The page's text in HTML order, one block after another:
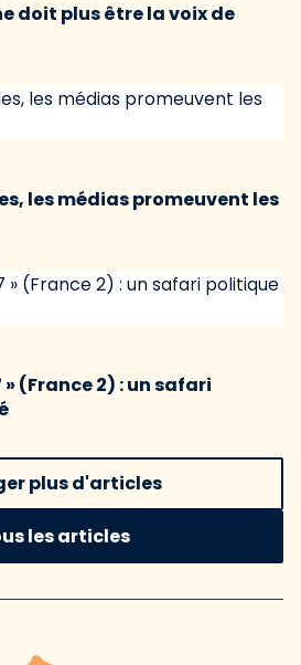
doit plus être la voix de
les médias promeuvent les
» (France 2) : un safari
plus d'articles
les articles